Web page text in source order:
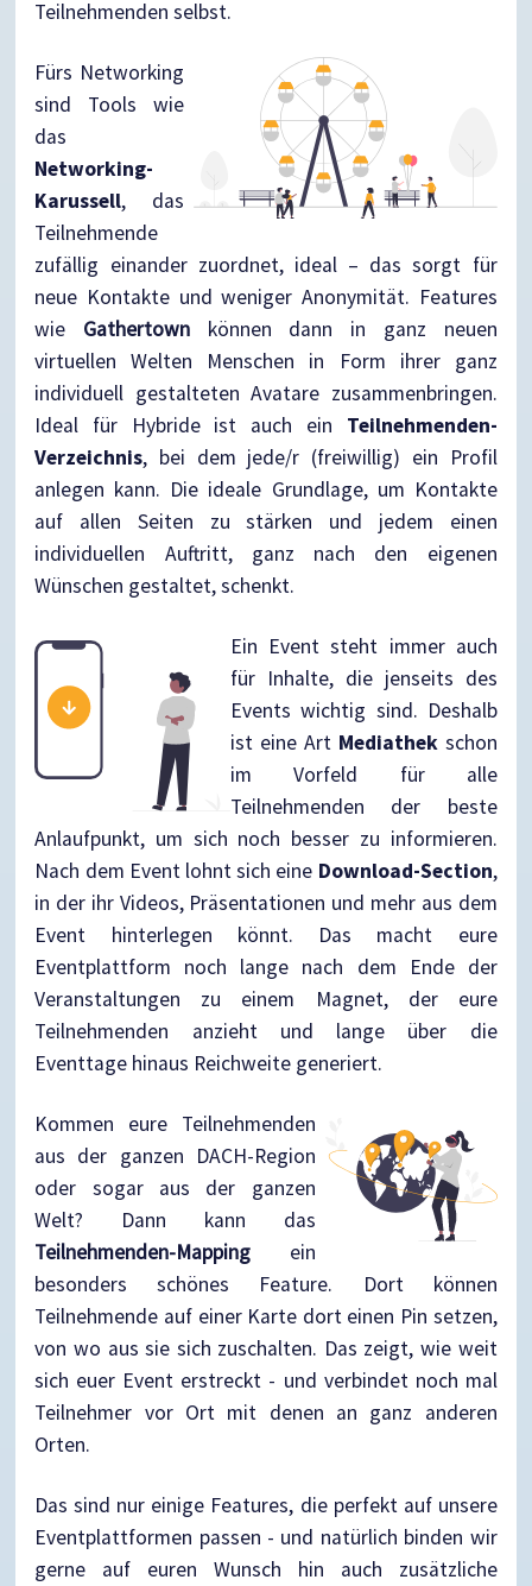
Teilnehmenden selbst.
Fürs Networking
sind Tools wie
das
Networking-
Karussell, das
Teilnehmende
zufällig einander zuordnet, ideal – das sorgt für
neue Kontakte und weniger Anonymität. Features
wie Gathertown können dann in ganz neuen
virtuellen Welten Menschen in Form ihrer ganz
individuell gestalteten Avatare zusammenbringen.
Ideal für Hybride ist auch ein Teilnehmenden-
Verzeichnis, bei dem jede/r (freiwillig) ein Profil
anlegen kann. Die ideale Grundlage, um Kontakte
auf allen Seiten zu stärken und jedem einen
individuellen Auftritt, ganz nach den eigenen
Wünschen gestaltet, schenkt.
Ein Event steht immer auch
für Inhalte, die jenseits des
Events wichtig sind. Deshalb
ist eine Art Mediathek schon
im Vorfeld für alle
Teilnehmenden der beste
Anlaufpunkt, um sich noch besser zu informieren.
Nach dem Event lohnt sich eine Download-Section,
in der ihr Videos, Präsentationen und mehr aus dem
Event hinterlegen könnt. Das macht eure
Eventplattform noch lange nach dem Ende der
Veranstaltungen zu einem Magnet, der eure
Teilnehmenden anzieht und lange über die
Eventtage hinaus Reichweite generiert.
Kommen eure Teilnehmenden
aus der ganzen DACH-Region
oder sogar aus der ganzen
Welt? Dann kann das
Teilnehmenden-Mapping ein
besonders schönes Feature. Dort können
Teilnehmende auf einer Karte dort einen Pin setzen,
von wo aus sie sich zuschalten. Das zeigt, wie weit
sich euer Event erstreckt - und verbindet noch mal
Teilnehmer vor Ort mit denen an ganz anderen
Orten.
Das sind nur einige Features, die perfekt auf unsere
Eventplattformen passen - und natürlich binden wir
gerne auf euren Wunsch hin auch zusätzliche